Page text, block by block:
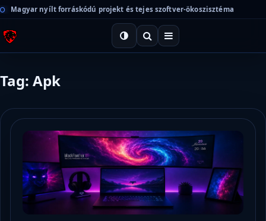
Magyar nyílt forráskódú projekt és tejes szoftver-ökoszisztéma
Tag: Apk